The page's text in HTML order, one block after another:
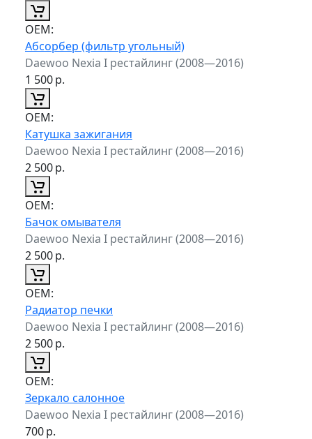
ОЕМ:
Абсорбер (фильтр угольный)
Daewoo Nexia I рестайлинг (2008—2016)
1 500р.
ОЕМ:
Катушка зажигания
Daewoo Nexia I рестайлинг (2008—2016)
2 500р.
ОЕМ:
Бачок омывателя
Daewoo Nexia I рестайлинг (2008—2016)
2 500р.
ОЕМ:
Радиатор печки
Daewoo Nexia I рестайлинг (2008—2016)
2 500р.
ОЕМ:
Зеркало салонное
Daewoo Nexia I рестайлинг (2008—2016)
700р.